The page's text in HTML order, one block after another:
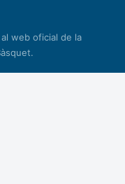
web oficial de la